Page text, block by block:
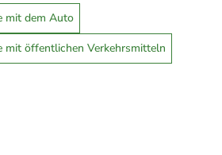
mit dem Auto
mit öffentlichen Verkehrsmitteln